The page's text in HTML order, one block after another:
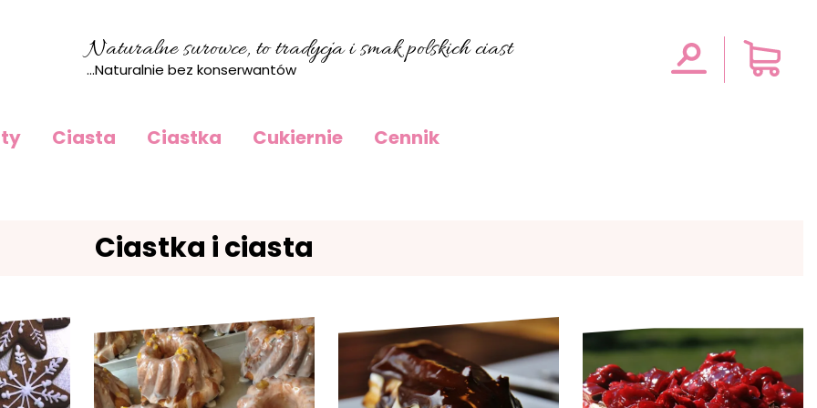
Naturalne surowce, to tradycja i smak polskich ciast
...Naturalnie bez konserwantów
Ciasta Ciastka Cukiernie Cennik
Ciastka i ciasta